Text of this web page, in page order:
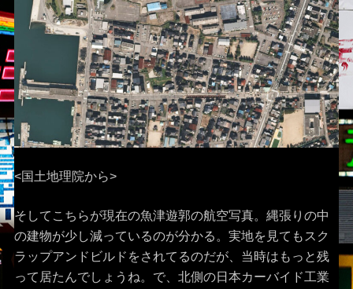
<国土地理院から>
そしてこちらが現在の魚津遊郭の航空写真。縄張りの中
の建物が少し減っているのが分かる。実地を見てもスク
ラップアンドビルドをされてるのだが、当時はもっと残
って居たんでしょうね。で、北側の日本カーバイド工業